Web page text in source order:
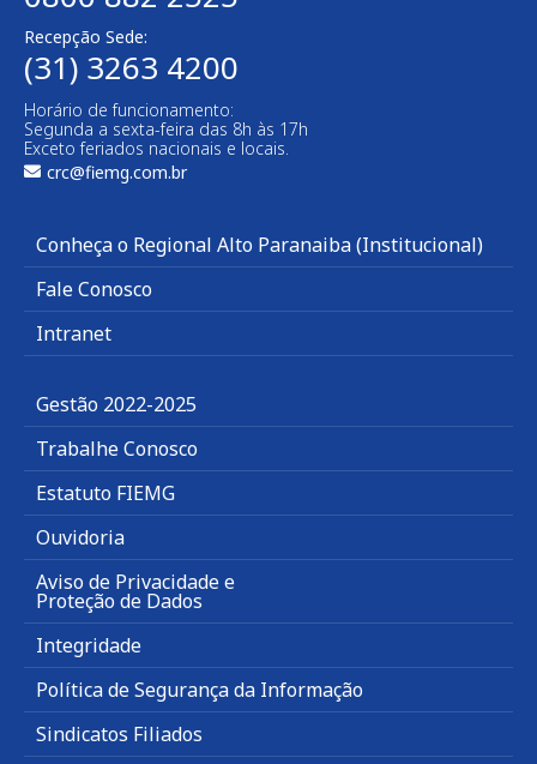
Recepção Sede:
(31) 3263 4200
Horário de funcionamento:
Segunda a sexta-feira das 8h às 17h
Exceto feriados nacionais e locais.
crc@fiemg.com.br
Conheça o Regional Alto Paranaiba (Institucional)
Fale Conosco
Intranet
Gestão 2022-2025
Trabalhe Conosco
Estatuto FIEMG
Ouvidoria
Aviso de Privacidade e
Proteção de Dados
Integridade
Política de Segurança da Informação
Sindicatos Filiados